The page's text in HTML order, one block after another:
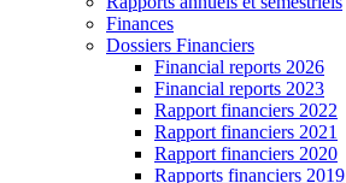
Finances
Dossiers Financiers
Financial reports 2026
Financial reports 2023
Rapport financiers 2022
Rapport financiers 2021
Rapport financiers 2020
Rapports financiers 2019